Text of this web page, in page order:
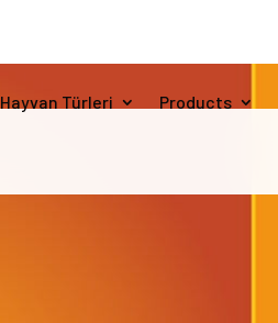
Hayvan Türleri Products